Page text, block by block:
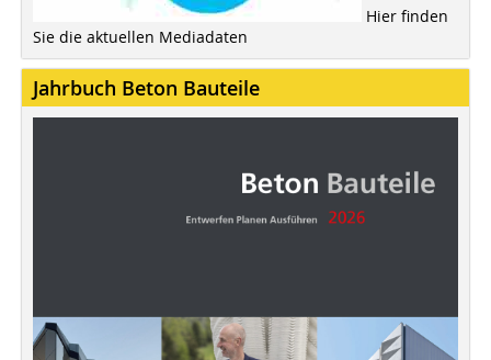
Hier finden
Sie die aktuellen Mediadaten
Jahrbuch Beton Bauteile